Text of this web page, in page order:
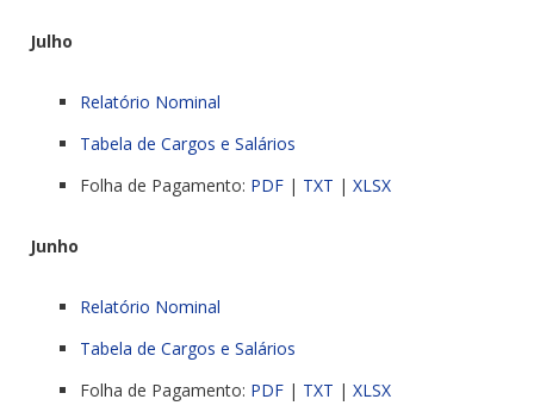
Julho
Relatório Nominal
Tabela de Cargos e Salários
Folha de Pagamento: PDF | TXT | XLSX
Junho
Relatório Nominal
Tabela de Cargos e Salários
Folha de Pagamento: PDF | TXT | XLSX